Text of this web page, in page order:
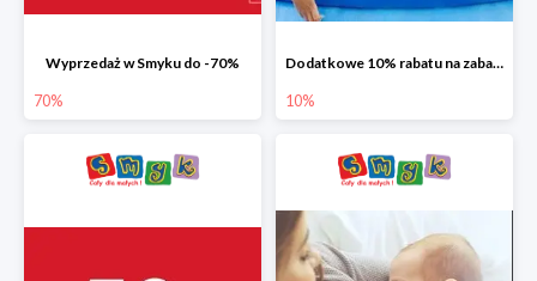
Wyprzedaż w Smyku do -70%
70%
Dodatkowe 10% rabatu na zabawki ogrodowe i baseny
10%